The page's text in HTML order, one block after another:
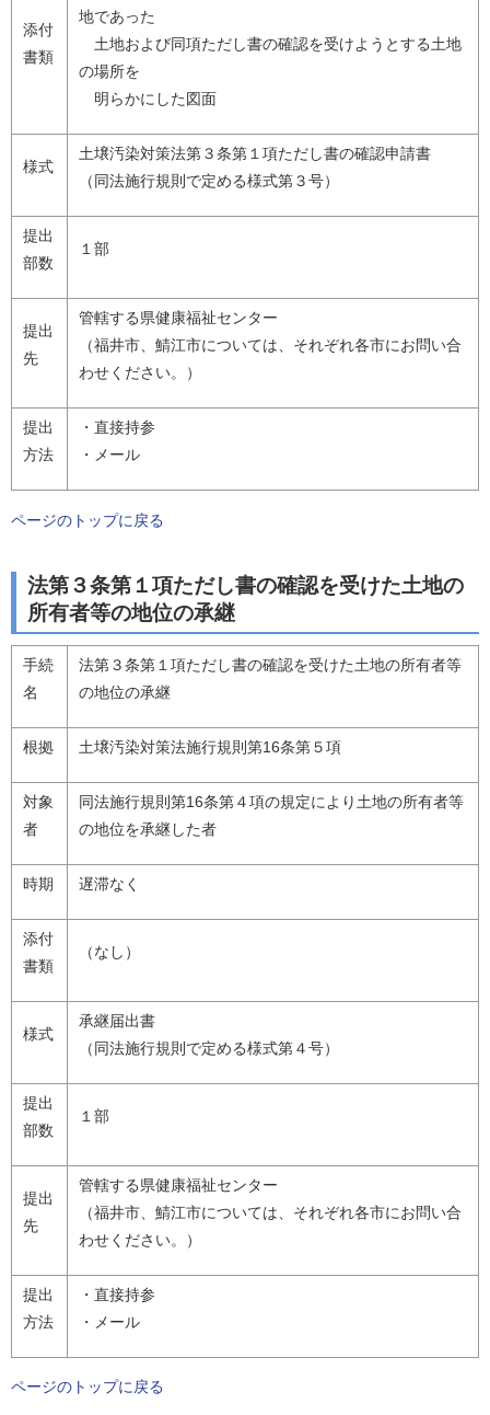
添付
書類
地であった
土地および同項ただし書の確認を受けようとする土地
の場所を
明らかにした図面
様式
土壌汚染対策法第３条第１項ただし書の確認申請書
（同法施行規則で定める様式第３号）
提出
部数
１部
提出
先
管轄する県健康福祉センター
（福井市、鯖江市については、それぞれ各市にお問い合
わせください。）
提出
方法
・直接持参
・メール
ページのトップに戻る
法第３条第１項ただし書の確認を受けた土地の
所有者等の地位の承継
手続
名
法第３条第１項ただし書の確認を受けた土地の所有者等
の地位の承継
根拠 土壌汚染対策法施行規則第16条第５項
対象
者
同法施行規則第16条第４項の規定により土地の所有者等
の地位を承継した者
時期 遅滞なく
添付
書類
（なし）
様式
承継届出書
（同法施行規則で定める様式第４号）
提出
部数
１部
提出
先
管轄する県健康福祉センター
（福井市、鯖江市については、それぞれ各市にお問い合
わせください。）
提出
方法
・直接持参
・メール
ページのトップに戻る